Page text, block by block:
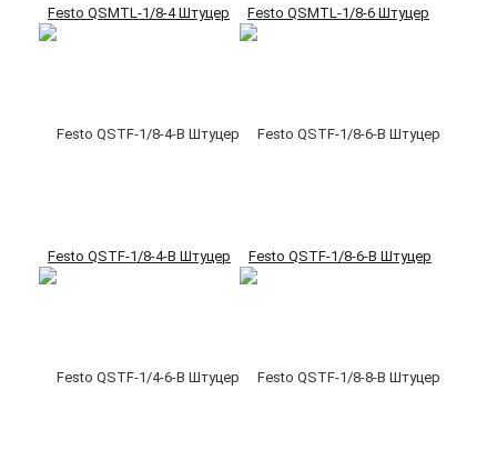
Festo QSMTL-1/8-4 Штуцер Festo QSMTL-1/8-6 Штуцер
Festo QSTF-1/8-4-B Штуцер Festo QSTF-1/8-6-B Штуцер